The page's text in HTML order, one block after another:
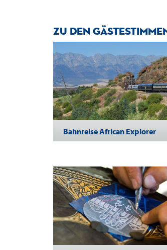
Zu den
Bahnreise African Explorer